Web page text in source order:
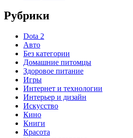
Рубрики
Dota 2
Авто
Без категории
Домашние питомцы
Здоровое питание
Игры
Интернет и технологии
Интерьер и дизайн
Искусство
Кино
Книги
Красота